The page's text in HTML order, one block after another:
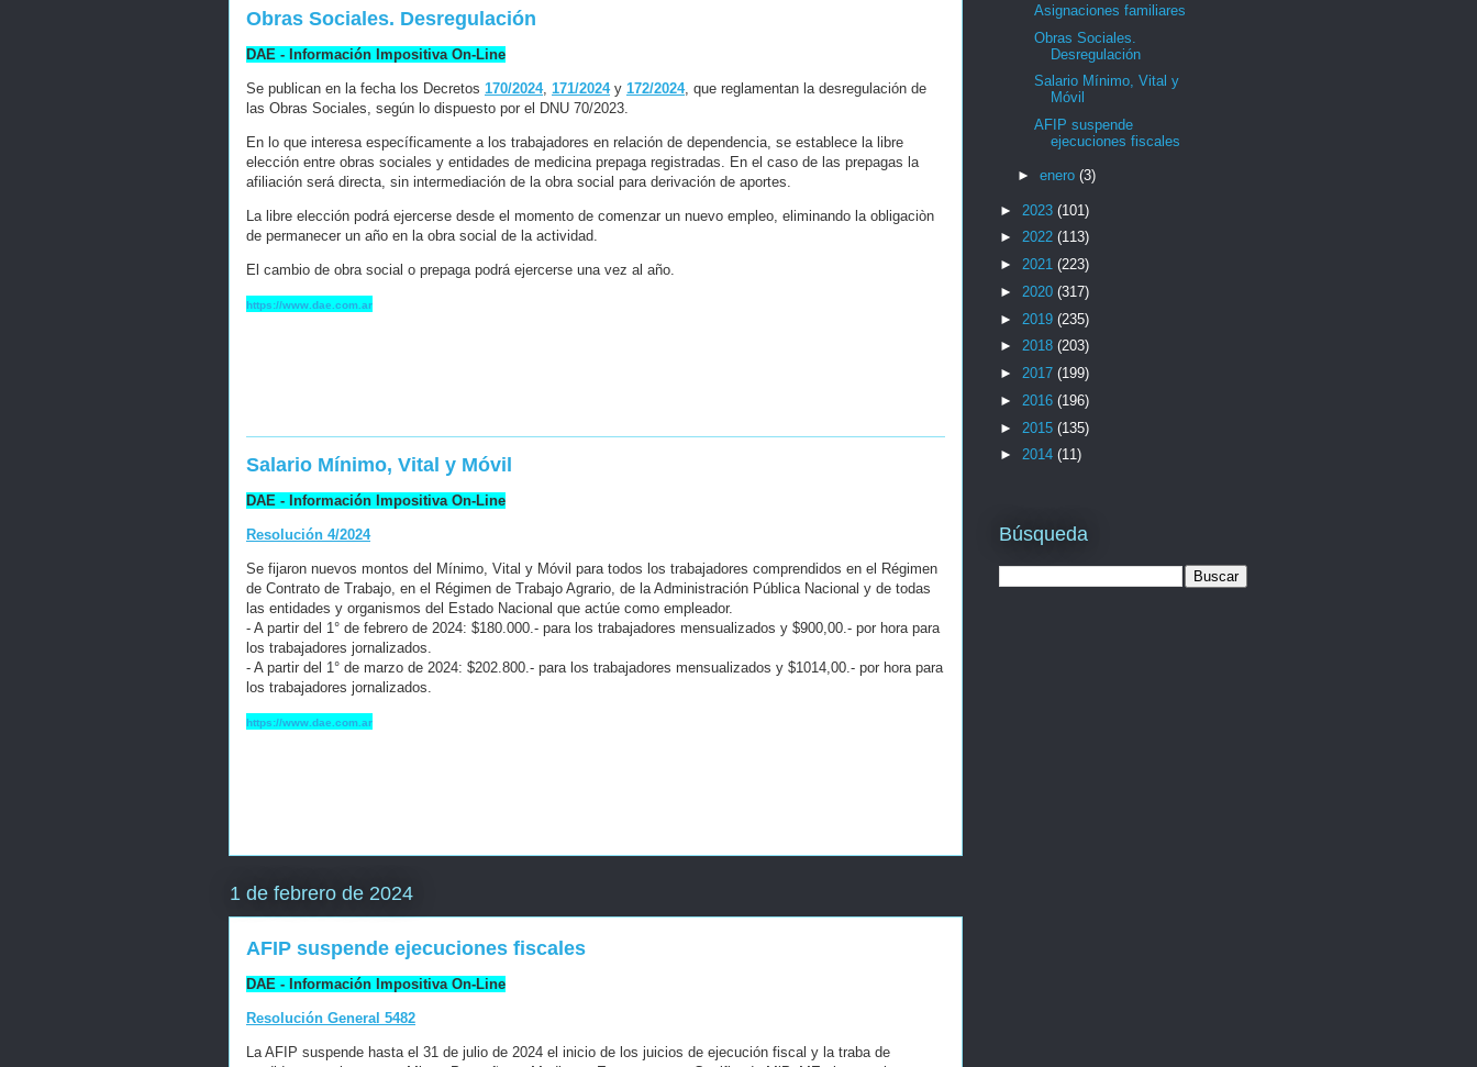
Obras Sociales. Desregulación
DAE - Información Impositiva On-Line
Se publican en la fecha los Decretos 170/2024, 171/2024y 172/2024, que reglamentan la desregulación de
las Obras Sociales, según lo dispuesto por el DNU 70/2023.
En lo que interesa específicamente a los trabajadores en relación de dependencia, se establece la libre
elección entre obras sociales y entidades de medicina prepaga registradas. En el caso de las prepagas la
afiliación será directa, sin intermediación de la obra social para derivación de aportes.
La libre elección podrá ejercerse desde el momento de comenzar un nuevo empleo, eliminando la obligaciòn
de permanecer un año en la obra social de la actividad.
El cambio de obra social o prepaga podrá ejercerse una vez al año.
https://www.dae.com.ar
Salario Mínimo, Vital y Móvil
DAE - Información Impositiva On-Line
Resolución 4/2024
Se fijaron nuevos montos del Mínimo, Vital y Móvil para todos los trabajadores comprendidos en el Régimen
de Contrato de Trabajo, en el Régimen de Trabajo Agrario, de la Administración Pública Nacional y de todas
las entidades y organismos del Estado Nacional que actúe como empleador.
- A partir del 1° de febrero de 2024: $180.000.- para los trabajadores mensualizados y $900,00.- por hora para
los trabajadores jornalizados.
- A partir del 1° de marzo de 2024: $202.800.- para los trabajadores mensualizados y $1014,00.- por hora para
los trabajadores jornalizados.
https://www.dae.com.ar
1 de febrero de 2024
AFIP suspende ejecuciones fiscales
DAE - Información Impositiva On-Line
Resolución General 5482
La AFIP suspende hasta el 31 de julio de 2024 el inicio de los juicios de ejecución fiscal y la traba de
Asignaciones familiares
Obras Sociales.
Desregulación
Salario Mínimo, Vital y
Móvil
AFIP suspende
ejecuciones fiscales
► enero (3)
► 2023 (101)
► 2022 (113)
► 2021 (223)
► 2020 (317)
► 2019 (235)
► 2018 (203)
► 2017 (199)
► 2016 (196)
► 2015 (135)
► 2014 (11)
Búsqueda